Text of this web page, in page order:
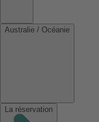
Australie / Océanie
La réservation